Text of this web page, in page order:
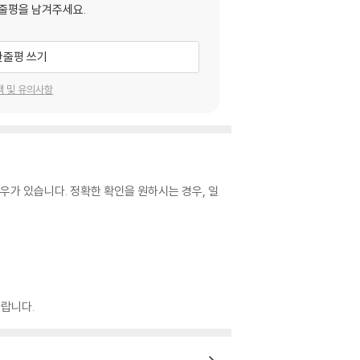
평을 남겨주세요.
줄평 쓰기
및 유의사항
가 있습니다. 정확한 확인을 원하시는 경우, 일
니다.